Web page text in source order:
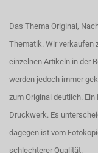
Das Thema Original,
Thematik. Wir verkaufen
einzelnen Artikeln in der
werden jedoch immer
zum Original deutlich.
Druckwerk. Es
dagegen ist vom
schlechterer Qualität.